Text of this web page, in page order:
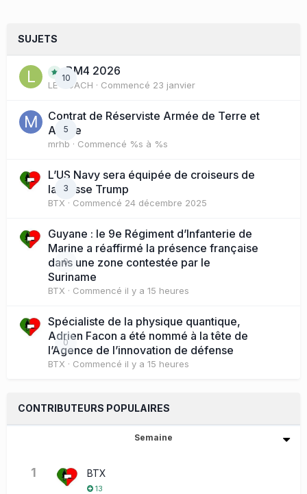
SUJETS
10BM4 2026
LE COACH · Commencé 23 janvier
5
Contrat de Réserviste Armée de Terre et
Active
mrhb · Commencé %s à %s
3
L’US Navy sera équipée de croiseurs de
la classe Trump
BTX · Commencé 24 décembre 2025
0
Guyane : le 9e Régiment d’Infanterie de
Marine a réaffirmé la présence française
dans une zone contestée par le
Suriname
BTX · Commencé il y a 15 heures
0
Spécialiste de la physique quantique,
Adrien Facon a été nommé à la tête de
l’Agence de l’innovation de défense
BTX · Commencé il y a 15 heures
CONTRIBUTEURS POPULAIRES
Semaine
1 BTX
13